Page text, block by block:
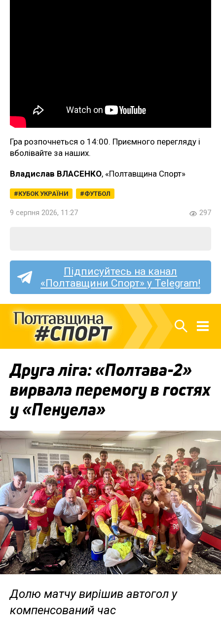
Гра розпочнеться о 14:00. Приємного перегляду і
вболівайте за наших.
Владислав ВЛАСЕНКО, «Полтавщина Спорт»
КУБОК УКРАЇНИ ФУТБОЛ
9 серпня 2026, 11:27 297
Підписуйтесь на канал
«Полтавщини Спорт» у Telegram!
Друга ліга: «Полтава-2»
вирвала перемогу в гостях
у «Пенуела»
Долю матчу вирішив автогол у
компенсований час